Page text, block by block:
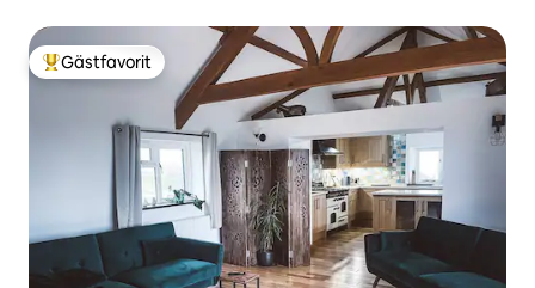
Populär gästfavorit
Gästfavorit